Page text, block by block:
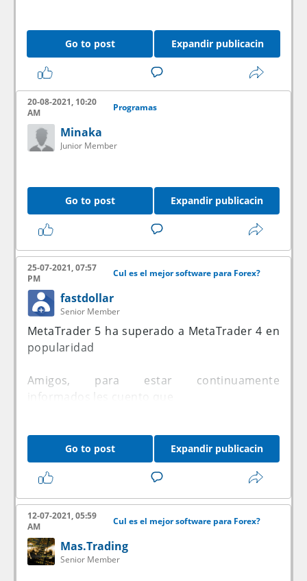
<a href=http://linkstoronionurls.com>Dir Tor
sites</a>
Go to post Expandir publicacin
20-08-2021, 10:20
AM
Programas
Minaka
Junior Member
Go to post Expandir publicacin
25-07-2021, 07:57
PM
Cul es el mejor software para Forex?
fastdollar
Senior Member
MetaTrader 5 ha superado a MetaTrader 4 en
popularidad
Amigos, para estar continuamente
informados les cuento que
Go to post Expandir publicacin
12-07-2021, 05:59
AM
Cul es el mejor software para Forex?
Mas.Trading
Senior Member